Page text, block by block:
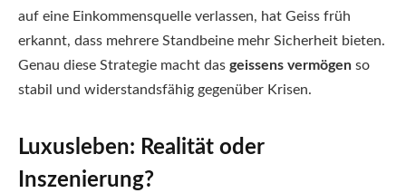
auf eine Einkommensquelle verlassen, hat Geiss früh
erkannt, dass mehrere Standbeine mehr Sicherheit bieten.
Genau diese Strategie macht das geissens vermögen so
stabil und widerstandsfähig gegenüber Krisen.
Luxusleben: Realität oder
Inszenierung?